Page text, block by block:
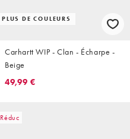
PLUS DE COULEURS
Carhartt WIP - Clan - Écharpe -
Beige
49,99 €
Réduc